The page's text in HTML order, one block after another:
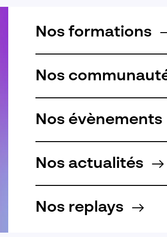
Nos formations
Nos
Nos évènements
Nos actualités
Nos replays